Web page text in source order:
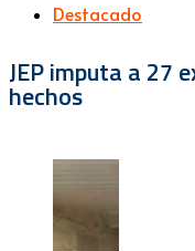
Destacado
JEP imputa a 27
hechos